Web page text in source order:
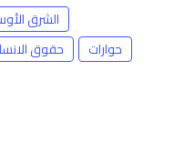
الشرق
حقوق
حوارات